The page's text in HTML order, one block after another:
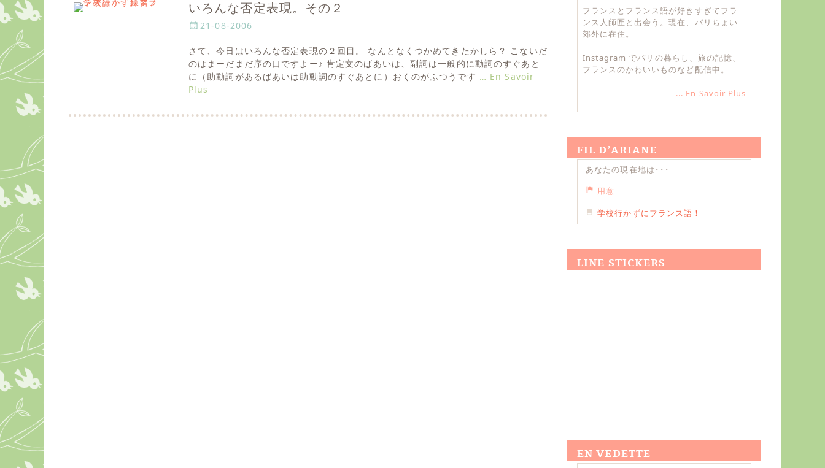
いろんな否定表現。その２
P
s
t
e
d
n
21-08-2006
さて、今日はいろんな否定表現の２回目。 なんとなくつかめてきたかしら？ こないだ
のはまーだまだ序の口ですよー♪ 肯定文のばあいは、副詞は一般的に動詞のすぐあと
に（助動詞があるばあいは助動詞のすぐあとに）おくのがふつうです … En Savoir
Plus
フランスとフランス語が好きすぎてフラ
ンス人師匠と出会う。現在、パリちょい
郊外に在住。
Instagram でパリの暮らし、旅の記憶、
フランスのかわいいものなど配信中。
... En Savoir Plus
FIL D’ARIANE
あなたの現在地は･･･
用意
学校行かずにフランス語！
LINE STICKERS
EN VEDETTE